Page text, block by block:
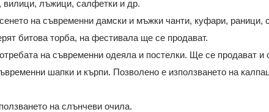
вилици, лъжици, салфетки и др.
на съвременни дамски и мъжки чанти, куфари, раници,
битова торба, на фестивала ще се продават.
на съвременни одеяла и постелки. Ще се продават и
шапки и кърпи. Позволено е използването на
на слънчеви очила.